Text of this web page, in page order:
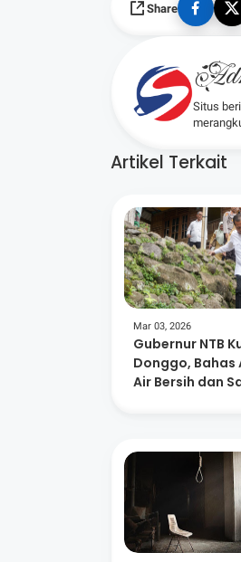
Share
Situs
Artikel Terkait
Mar 03, 2026
Gubernur NTB
Donggo, Bahas
Air Bersih dan